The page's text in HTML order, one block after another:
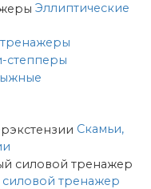
Эллиптические
степперы
Скамьи,
тренажер